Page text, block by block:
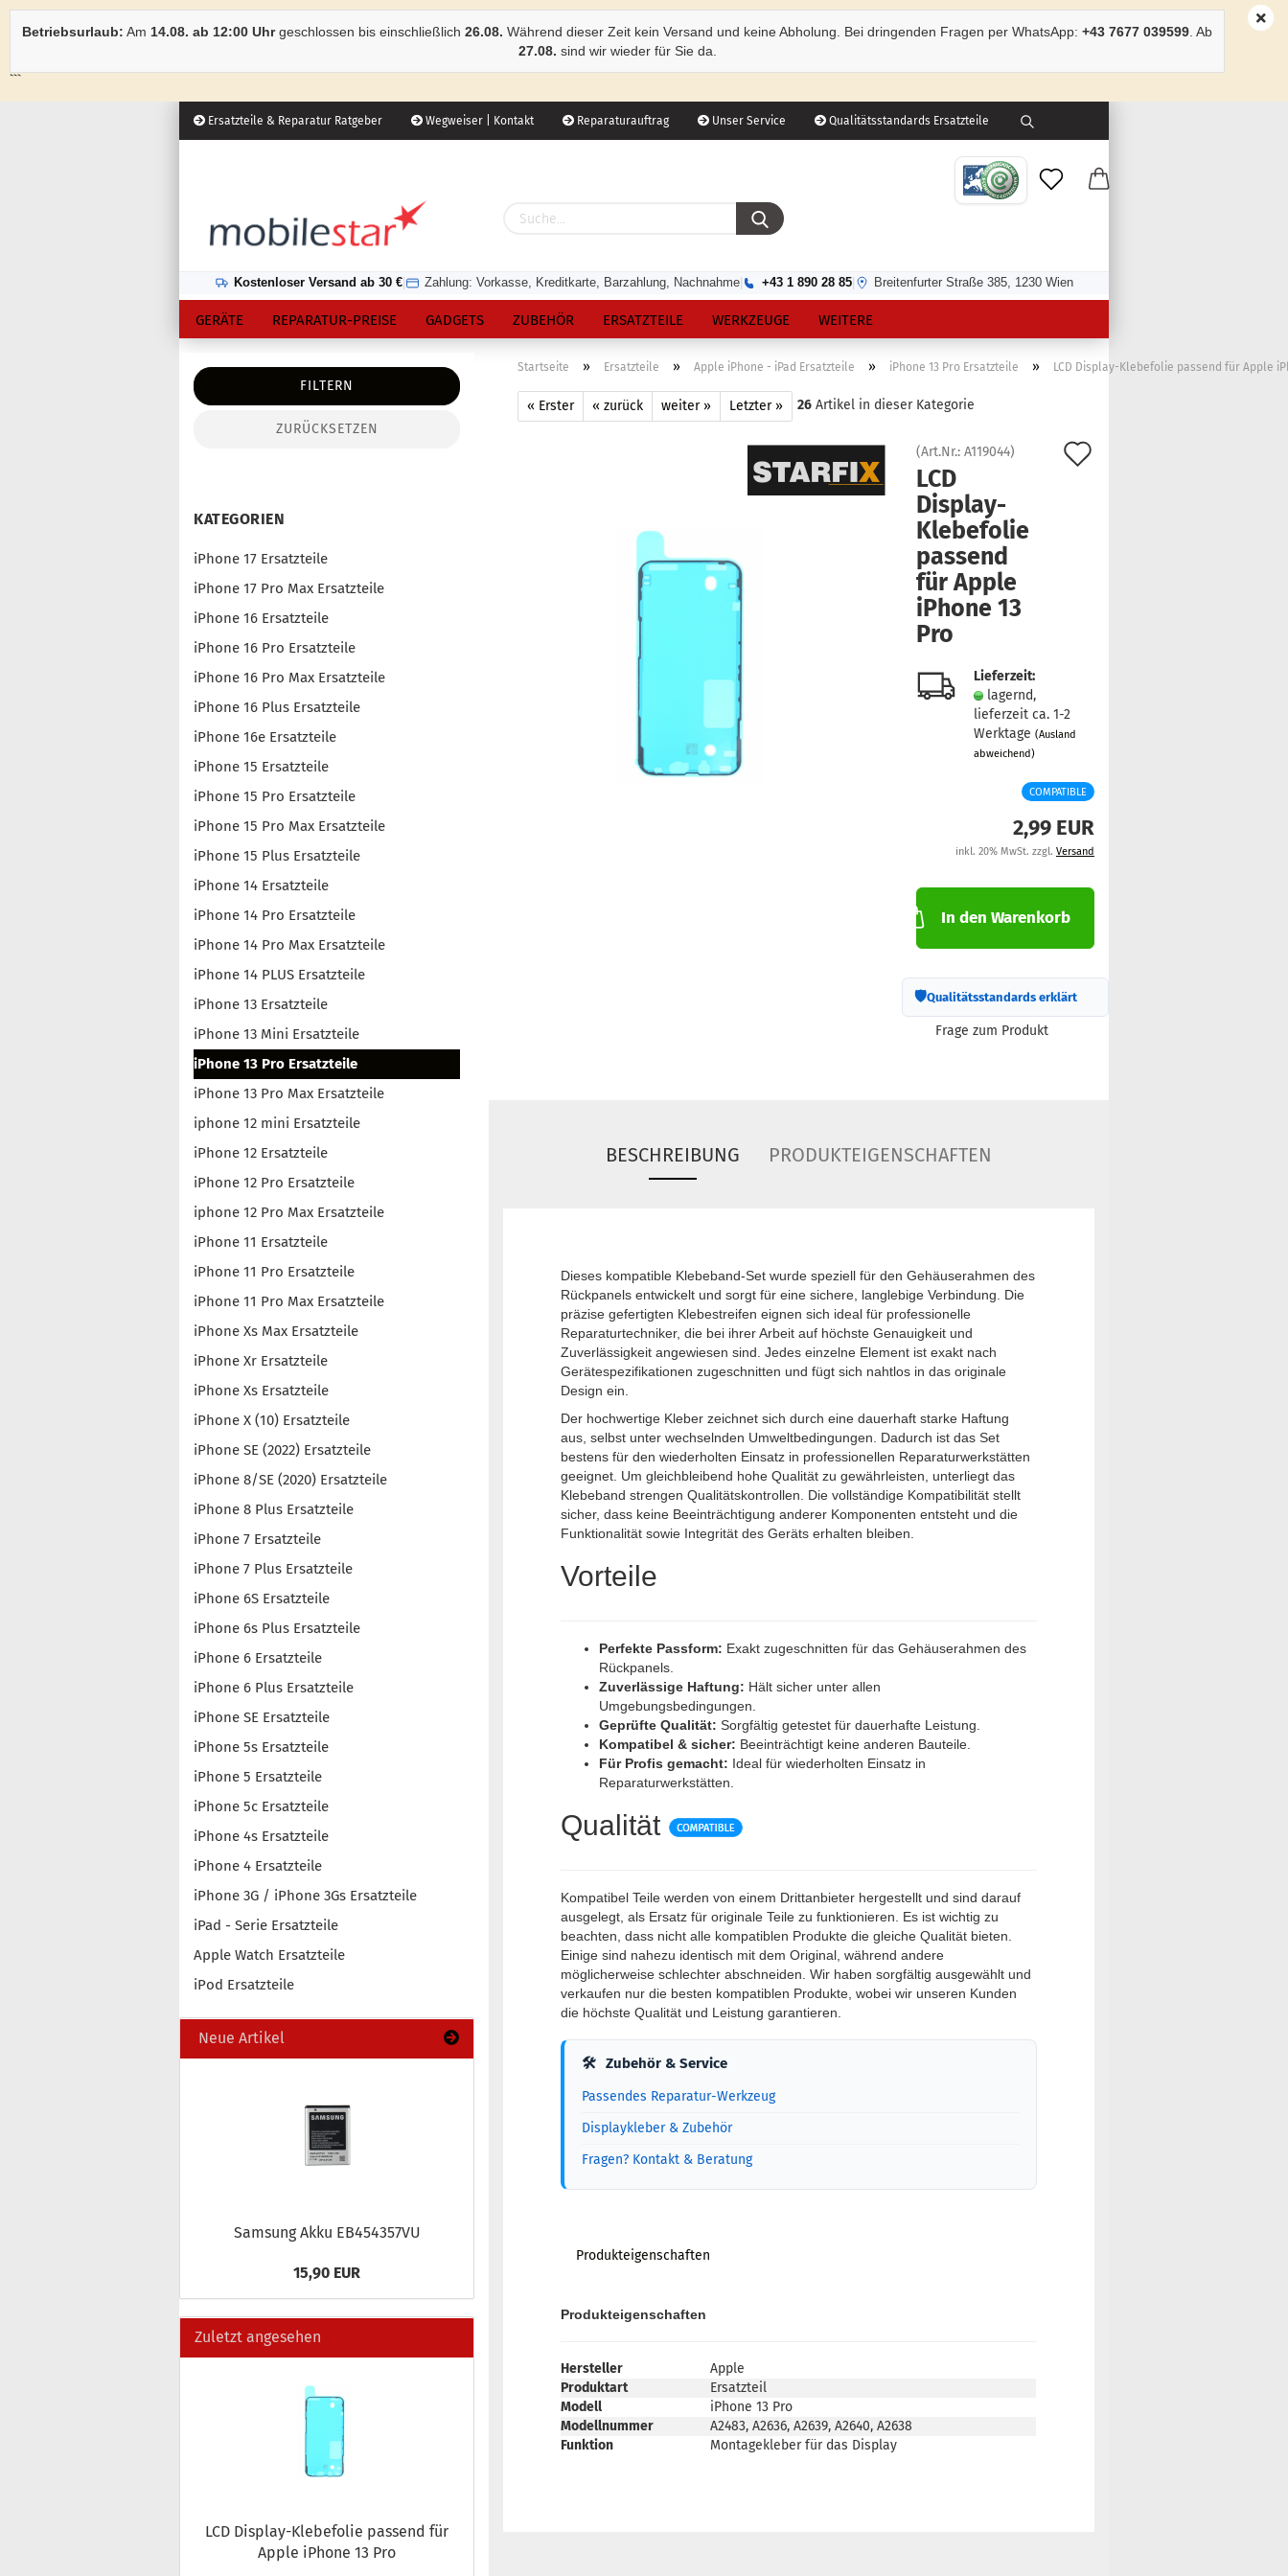
Ersatzteile & Reparatur Ratgeber Wegweiser | Kontakt Reparaturauftrag Unser Service Qualitätsstandards Ersatzteile
Kostenloser Versand ab 30 € Zahlung: Vorkasse, Kreditkarte, Barzahlung, Nachnahme +43 1 890 28 85 Breitenfurter Straße 385, 1230 Wien
Betriebsurlaub: Am 14.08. ab 12:00 Uhrgeschlossen bis einschließlich 26.08. Während dieser Zeit kein Versand und keine Abholung. Bei dringenden Fragen per WhatsApp: +43 7677 039599 . Ab
27.08. sind wir wieder für Sie da.
```
GERÄTE REPARATUR-PREISE GADGETS ZUBEHÖR ERSATZTEILE WERKZEUGE WEITERE
Startseite » Ersatzteile » Apple iPhone - iPad Ersatzteile » iPhone 13 Pro Ersatzteile » LCD Display-Klebefolie passend für Apple
« Erster « zurück weiter » Letzter » 26 Artikel in dieser Kategorie
(Art.Nr.:A119044)
LCD
Display-​
Klebefolie
pas­send
für Apple
iPho­ne 13
Pro
Lieferzeit:
lagernd,
lieferzeit ca. 1-2
Werktage(Ausland
abweichend)
COMPATIBLE
2,99 EUR
inkl. 20% MwSt. zzgl. Versand
In den Warenkorb
🛡Qualitätsstandards erklärt
Frage zum Produkt
BESCHREIBUNG PRODUKTEIGENSCHAFTEN
Dieses kompatible Klebeband-Set wurde speziell für den Gehäuserahmen des
Rückpanels entwickelt und sorgt für eine sichere, langlebige Verbindung. Die
präzise gefertigten Klebestreifen eignen sich ideal für professionelle
Reparaturtechniker, die bei ihrer Arbeit auf höchste Genauigkeit und
Zuverlässigkeit angewiesen sind. Jedes einzelne Element ist exakt nach
Gerätespezifikationen zugeschnitten und fügt sich nahtlos in das originale
Design ein.
Der hochwertige Kleber zeichnet sich durch eine dauerhaft starke Haftung
aus, selbst unter wechselnden Umweltbedingungen. Dadurch ist das Set
bestens für den wiederholten Einsatz in professionellen Reparaturwerkstätten
geeignet. Um gleichbleibend hohe Qualität zu gewährleisten, unterliegt das
Klebeband strengen Qualitätskontrollen. Die vollständige Kompatibilität stellt
sicher, dass keine Beeinträchtigung anderer Komponenten entsteht und die
Funktionalität sowie Integrität des Geräts erhalten bleiben.
Vorteile
Perfekte Passform: Exakt zugeschnitten für das Gehäuserahmen des
Rückpanels.
Zuverlässige Haftung: Hält sicher unter allen
Umgebungsbedingungen.
Geprüfte Qualität: Sorgfältig getestet für dauerhafte Leistung.
Kompatibel & sicher: Beeinträchtigt keine anderen Bauteile.
Für Profis gemacht: Ideal für wiederholten Einsatz in
Reparaturwerkstätten.
Qualität
Kompatibel Teile werden von einem Drittanbieter hergestellt und sind darauf
ausgelegt, als Ersatz für originale Teile zu funktionieren. Es ist wichtig zu
beachten, dass nicht alle kompatiblen Produkte die gleiche Qualität bieten.
Einige sind nahezu identisch mit dem Original, während andere
möglicherweise schlechter abschneiden. Wir haben sorgfältig ausgewählt und
verkaufen nur die besten kompatiblen Produkte, wobei wir unseren Kunden
die höchste Qualität und Leistung garantieren.
🛠 Zubehör & Service
Passendes Reparatur-Werkzeug
Displaykleber & Zubehör
Fragen? Kontakt & Beratung
Produkteigenschaften
Produkteigenschaften
Hersteller
Apple
Produktart
Ersatzteil
Modell
iPhone 13 Pro
Modellnummer
A2483, A2636, A2639, A2640, A2638
Funktion
Montagekleber für das Display
FILTERN
ZURÜCKSETZEN
KATEGORIEN
iPhone 17 Ersatzteile
iPhone 17 Pro Max Ersatzteile
iPhone 16 Ersatzteile
iPhone 16 Pro Ersatzteile
iPhone 16 Pro Max Ersatzteile
iPhone 16 Plus Ersatzteile
iPhone 16e Ersatzteile
iPhone 15 Ersatzteile
iPhone 15 Pro Ersatzteile
iPhone 15 Pro Max Ersatzteile
iPhone 15 Plus Ersatzteile
iPhone 14 Ersatzteile
iPhone 14 Pro Ersatzteile
iPhone 14 Pro Max Ersatzteile
iPhone 14 PLUS Ersatzteile
iPhone 13 Ersatzteile
iPhone 13 Mini Ersatzteile
iPhone 13 Pro Ersatzteile
iPhone 13 Pro Max Ersatzteile
iphone 12 mini Ersatzteile
iPhone 12 Ersatzteile
iPhone 12 Pro Ersatzteile
iphone 12 Pro Max Ersatzteile
iPhone 11 Ersatzteile
iPhone 11 Pro Ersatzteile
iPhone 11 Pro Max Ersatzteile
iPhone Xs Max Ersatzteile
iPhone Xr Ersatzteile
iPhone Xs Ersatzteile
iPhone X (10) Ersatzteile
iPhone SE (2022) Ersatzteile
iPhone 8/SE (2020) Ersatzteile
iPhone 8 Plus Ersatzteile
iPhone 7 Ersatzteile
iPhone 7 Plus Ersatzteile
iPhone 6S Ersatzteile
iPhone 6s Plus Ersatzteile
iPhone 6 Ersatzteile
iPhone 6 Plus Ersatzteile
iPhone SE Ersatzteile
iPhone 5s Ersatzteile
iPhone 5 Ersatzteile
iPhone 5c Ersatzteile
iPhone 4s Ersatzteile
iPhone 4 Ersatzteile
iPhone 3G / iPhone 3Gs Ersatzteile
iPad - Serie Ersatzteile
Apple Watch Ersatzteile
iPod Ersatzteile
Neue Artikel
Sam­sung Akku EB454357VU
15,90 EUR
Zuletzt angesehen
LCD Display-​Klebefolie pas­send für
Apple iPho­ne 13 Pro